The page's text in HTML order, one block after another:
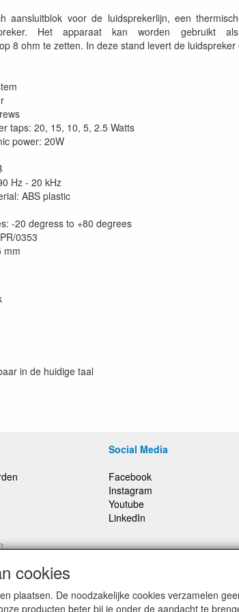
aansluitblok voor de luidsprekerlijn, een
Het apparaat kan worden gebruikt
8 ohm te zetten. In deze stand levert de
taps: 20, 15, 10, 5, 2.5 Watts
power: 20W
Hz - 20 kHz
ABS plastic
-20 degress to +80 degrees
0353
mm
in de huidige taal
Social Media
Facebook
Instagram
Youtube
LinkedIn
inclusief 21% BTW, tenzij anders vermeldt
cookies
plaatsen. De noodzakelijke cookies verzamelen
producten beter bij je onder de aandacht te